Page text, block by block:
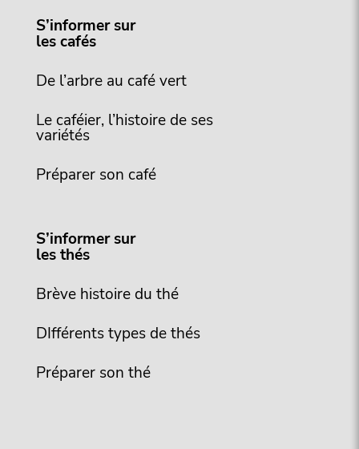
S’informer sur
les cafés
De l’arbre au café vert
Le caféier, l’histoire de ses
variétés
Préparer son café
S’informer sur
les thés
Brève histoire du thé
DIfférents types de thés
Préparer son thé